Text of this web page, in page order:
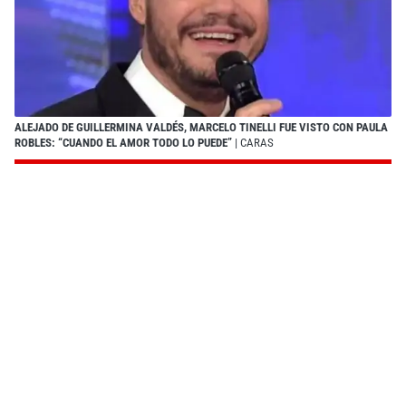
ALEJADO DE GUILLERMINA VALDÉS, MARCELO TINELLI FUE VISTO CON PAULA
ROBLES: “CUANDO EL AMOR TODO LO PUEDE” | CARAS